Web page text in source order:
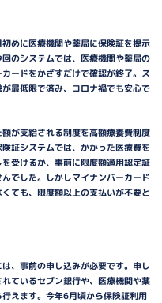
めに医療機関や薬局に保険証を提示
のシステムでは、医療機関や薬局の
ードをかざすだけで確認が終了。ス
最低限で済み、コロナ禍でも安心で
が支給される制度を高額療養費制度
証システムでは、かかった医療費を
受けるか、事前に限度額適用認定証
でした。しかしマイナンバーカード
ても、限度額以上の支払いが不要と
、事前の申し込みが必要です。申し
ているセブン銀行や、医療機関や薬
えます。今年6月頃から保険証利用